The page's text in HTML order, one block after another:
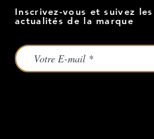
Inscrivez-vous et suivez
actualités de la marque